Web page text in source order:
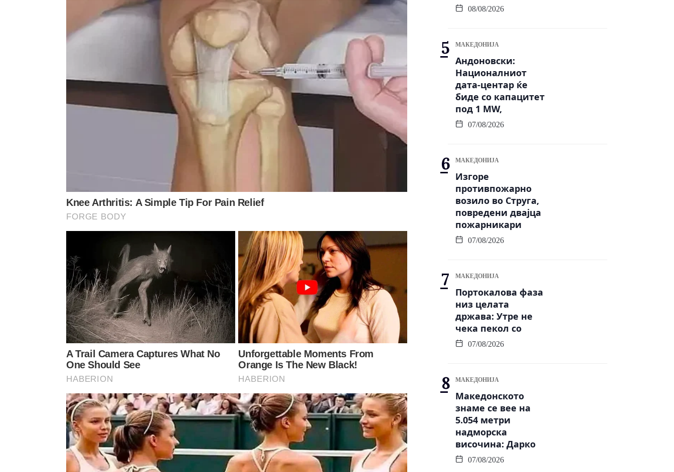
08/08/2026
МАКЕДОНИЈА
Андоновски:
Националниот
дата-центар ќе
биде со капацитет
под 1 MW,
07/08/2026
МАКЕДОНИЈА
Изгоре
противпожарно
возило во Струга,
повредени двајца
пожарникари
07/08/2026
МАКЕДОНИЈА
Портокалова фаза
низ целата
држава: Утре не
чека пекол со
07/08/2026
МАКЕДОНИЈА
Македонското
знаме се вее на
5.054 метри
надморска
височина: Дарко
07/08/2026